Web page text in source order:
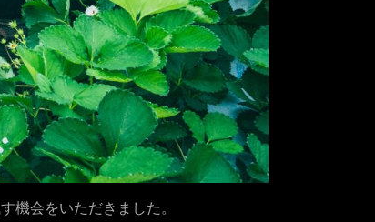
機会をいただきました。